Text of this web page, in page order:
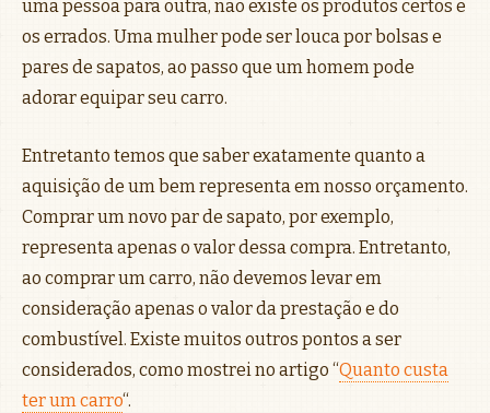
uma pessoa para outra, não existe os produtos certos e
os errados. Uma mulher pode ser louca por bolsas e
pares de sapatos, ao passo que um homem pode
adorar equipar seu carro.
Entretanto temos que saber exatamente quanto a
aquisição de um bem representa em nosso orçamento.
Comprar um novo par de sapato, por exemplo,
representa apenas o valor dessa compra. Entretanto,
ao comprar um carro, não devemos levar em
consideração apenas o valor da prestação e do
combustível. Existe muitos outros pontos a ser
considerados, como mostrei no artigo “Quanto custa
ter um carro“.